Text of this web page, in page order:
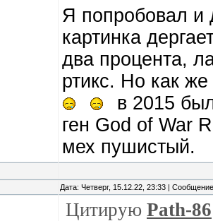
Я попробовал и
картинка
два процента,
ртикс. Но как
в 2015
ген God of War
мех пушистый.
Дата: Четверг, 15.12.22, 23:33 |
Цитирую Path-86